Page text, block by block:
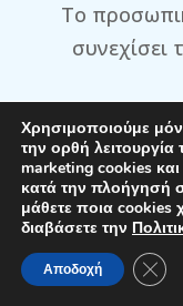
Το
συνεχίσει
Χρησιμοποιούμε
την ορθή
marketing cookies
κατά την πλοήγησή
μάθετε ποια cookies
διαβάσετε την
Αποδοχή